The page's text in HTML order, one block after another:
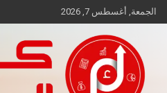
Skip
to
الجمعة, أغسطس 7, 2026